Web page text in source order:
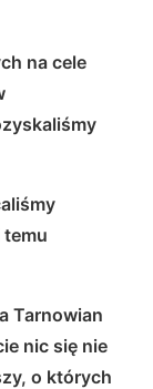
na cele
Tarnowian
nic się nie
o których